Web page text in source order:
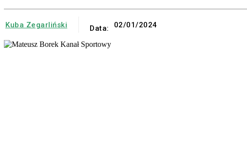
Kuba Zegarliński Data: 02/01/2024